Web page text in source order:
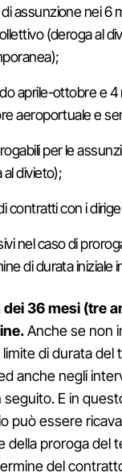
assunzione nei 6
(deroga al
aprile-ottobre e 4
aeroportuale e
per le
al divieto);
contratti con i
nel caso di
di durata iniziale
36 mesi (tre
Anche se non
di durata del
anche negli
E in
può essere
della proroga del
del